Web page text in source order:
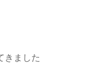
きました